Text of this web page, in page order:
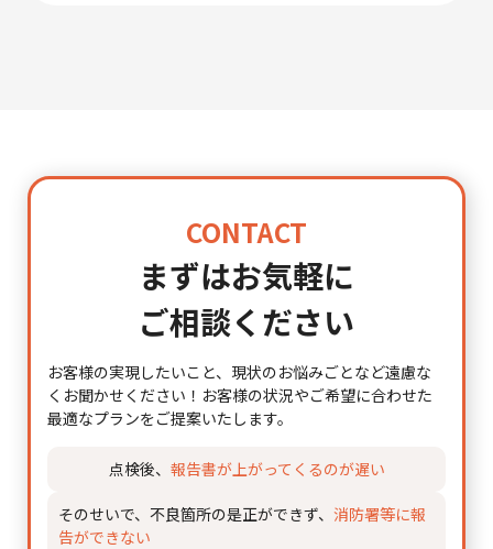
CONTACT
まずはお気軽に
ご相談ください
お客様の実現したいこと、現状のお悩みごとなど遠慮な
くお聞かせください！ お客様の状況やご希望に合わせた
最適なプランをご提案いたします。
点検後、 報告書が上がってくるのが遅い
そのせいで、不良箇所の是正ができず、 消防署等に報
告ができない